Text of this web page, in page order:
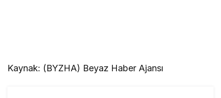
Kaynak: (BYZHA) Beyaz Haber Ajansı